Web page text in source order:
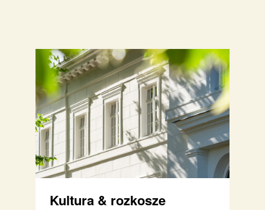
Kultura & rozkosze